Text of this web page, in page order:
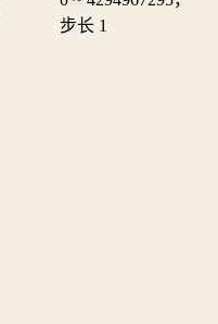
步长 1